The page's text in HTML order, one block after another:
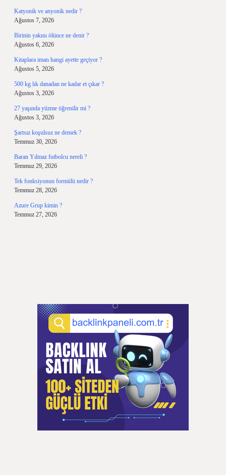
Katyonik ve anyonik nedir ?
Ağustos 7, 2026
Birinin yakını ölünce ne denir ?
Ağustos 6, 2026
Kitaplara iman hangi ayette geçiyor ?
Ağustos 5, 2026
500 kg lık danadan ne kadar et çıkar ?
Ağustos 3, 2026
27 yaşında yüzme öğrenilir mi ?
Ağustos 3, 2026
Şartsız koşulsuz ne demek ?
Temmuz 30, 2026
Baran Yılmaz futbolcu nereli ?
Temmuz 29, 2026
Tek fonksiyonun formülü nedir ?
Temmuz 28, 2026
Azure Grup kimin ?
Temmuz 27, 2026